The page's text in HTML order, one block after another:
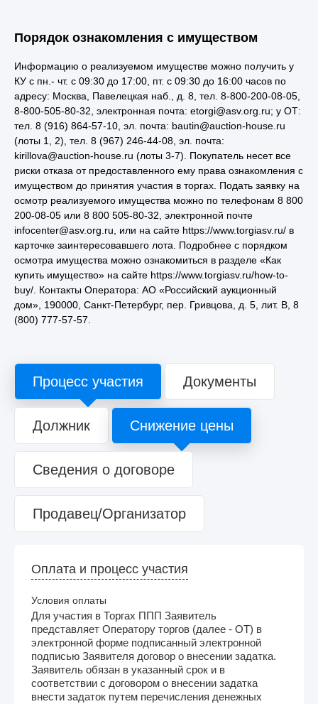
Порядок ознакомления с имуществом
Информацию о реализуемом имуществе можно получить у
КУ с пн.- чт. с 09:30 до 17:00, пт. с 09:30 до 16:00 часов по
адресу: Москва, Павелецкая наб., д. 8, тел. 8-800-200-08-05,
8-800-505-80-32, электронная почта: etorgi@asv.org.ru; у ОТ:
тел. 8 (916) 864-57-10, эл. почта: bautin@auction-house.ru
(лоты 1, 2), тел. 8 (967) 246-44-08, эл. почта:
kirillova@auction-house.ru (лоты 3-7). Покупатель несет все
риски отказа от предоставленного ему права ознакомления с
имуществом до принятия участия в торгах. Подать заявку на
осмотр реализуемого имущества можно по телефонам 8 800
200-08-05 или 8 800 505-80-32, электронной почте
infocenter@asv.org.ru, или на сайте https://www.torgiasv.ru/ в
карточке заинтересовавшего лота. Подробнее с порядком
осмотра имущества можно ознакомиться в разделе «Как
купить имущество» на сайте https://www.torgiasv.ru/how-to-
buy/. Контакты Оператора: АО «Российский аукционный
дом», 190000, Санкт-Петербург, пер. Гривцова, д. 5, лит. В, 8
(800) 777-57-57.
Процесс участия Документы
Должник Снижение цены
Сведения о договоре
Продавец/Организатор
Оплата и процесс участия
Условия оплаты
Для участия в Торгах ППП Заявитель
представляет Оператору торгов (далее - ОТ) в
электронной форме подписанный электронной
подписью Заявителя договор о внесении задатка.
Заявитель обязан в указанный срок и в
соответствии с договором о внесении задатка
внести задаток путем перечисления денежных